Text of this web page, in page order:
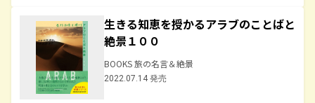
生きる知恵を授かるアラブのことばと
絶景１００
BOOKS 旅の名言＆絶景
2022.07.14 発売